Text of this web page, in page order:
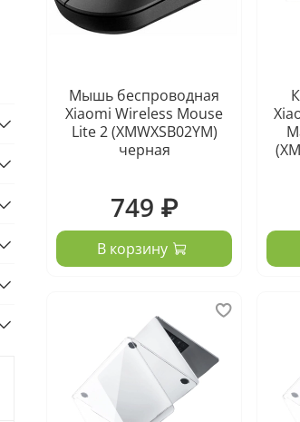
Мышь беспроводная
Xiaomi Wireless Mouse
Lite 2 (XMWXSB02YM)
черная
749 ₽
В корзину